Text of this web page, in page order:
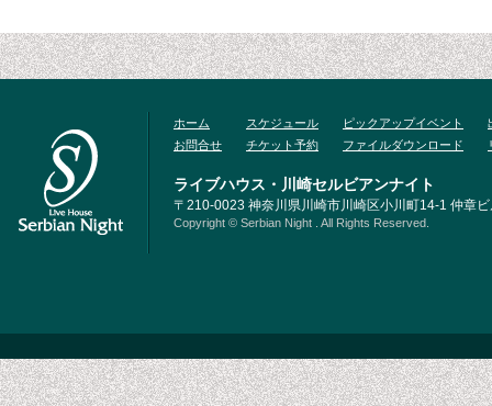
ホーム
お問合せ
スケジュール
チケット予約
ピックアップイベント
ファイルダウンロード
ライブハウス・川崎セルビアンナイト
〒210-0023 神奈川県川崎市川崎区小川町14-1 仲
Copyright © Serbian Night . All Rights Reserved.